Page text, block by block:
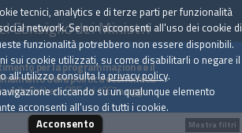
Consiglio dei Ministri
per la programmazione e il
della politica economica
delle Delibere CIPE dal 1967 a oggi
Mostra filtri
tecnici, analytics e di terze parti per funzionalità
network. Se non acconsenti all'uso dei cookie di
funzionalità potrebbero non essere disponibili.
sui cookie utilizzati, su come disabilitarli o negare il
all'utilizzo consulta laprivacy policy.
cliccando su un qualunque elemento
acconsenti all'uso di tutti i cookie.
Acconsento